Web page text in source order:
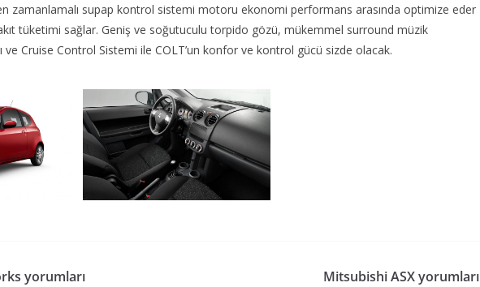
zamanlamalı supap kontrol sistemi motoru ekonomi performans arasında optimize eder
tüketimi sağlar. Geniş ve soğutuculu torpido gözü, mükemmel surround müzik
ve Cruise Control Sistemi ile COLT’un konfor ve kontrol gücü sizde olacak.
yorumları Mitsubishi ASX yorumları